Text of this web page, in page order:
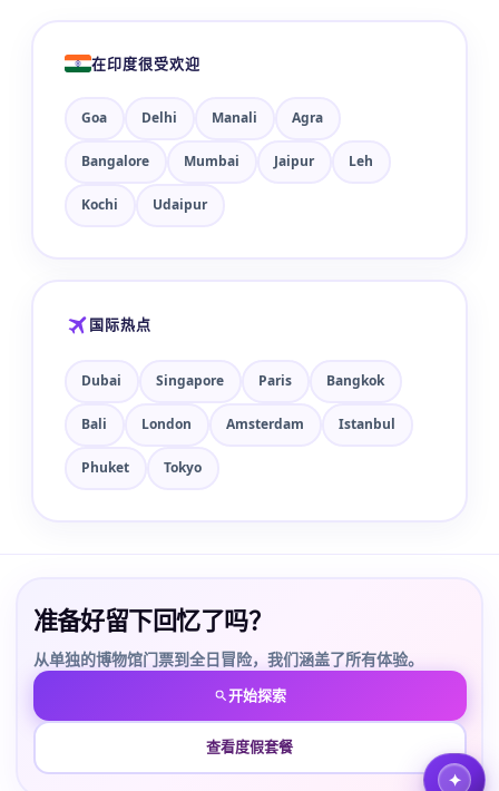
在印度很受欢迎
Goa Delhi Manali Agra
Bangalore Mumbai Jaipur Leh
Kochi Udaipur
国际热点
Dubai Singapore Paris Bangkok
Bali London Amsterdam Istanbul
Phuket Tokyo
准备好留下回忆了吗？
从单独的博物馆门票到全日冒险，我们涵盖了所有体验。
开始探索
查看度假套餐